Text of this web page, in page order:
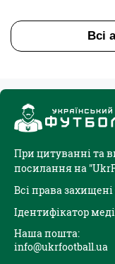
Всі
При цитуванні та
посилання на
Всі права
Ідентифікатор
Наша пошта:
info@ukrfootball.ua